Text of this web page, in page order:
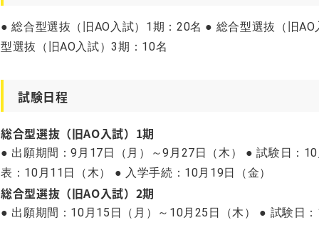
● 総合型選抜（旧AO入試）1期：20名 ● 総合型選抜（旧
型選抜（旧AO入試）3期：10名
試験日程
総合型選抜（旧AO入試）1期
● 出願期間：9月17日（月）～9月27日（木） ● 試験日：
表：10月11日（木） ● 入学手続：10月19日（金）
総合型選抜（旧AO入試）2期
● 出願期間：10月15日（月）～10月25日（木） ● 試験日